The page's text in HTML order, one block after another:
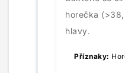
horečka
hlavy.
Příznaky: